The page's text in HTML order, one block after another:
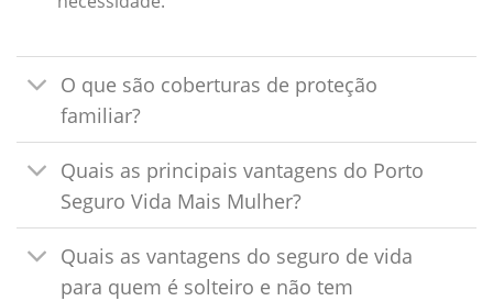
O que são coberturas de proteção
familiar?
Quais as principais vantagens do Porto
Seguro Vida Mais Mulher?
Quais as vantagens do seguro de vida
para quem é solteiro e não tem